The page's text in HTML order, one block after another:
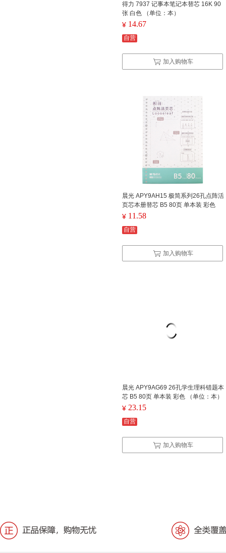
得力 7937 记事本笔记本替芯 16K 90
张 白色 （单位：本）
¥ 14.67
自营
加入购物车
晨光 APY9AH15 极简系列26孔点阵活
页芯本册替芯 B5 80页 单本装 彩色
（单位：本）
¥ 11.58
自营
加入购物车
晨光 APY9AG69 26孔学生理科错题本
芯 B5 80页 单本装 彩色 （单位：本）
¥ 23.15
自营
加入购物车